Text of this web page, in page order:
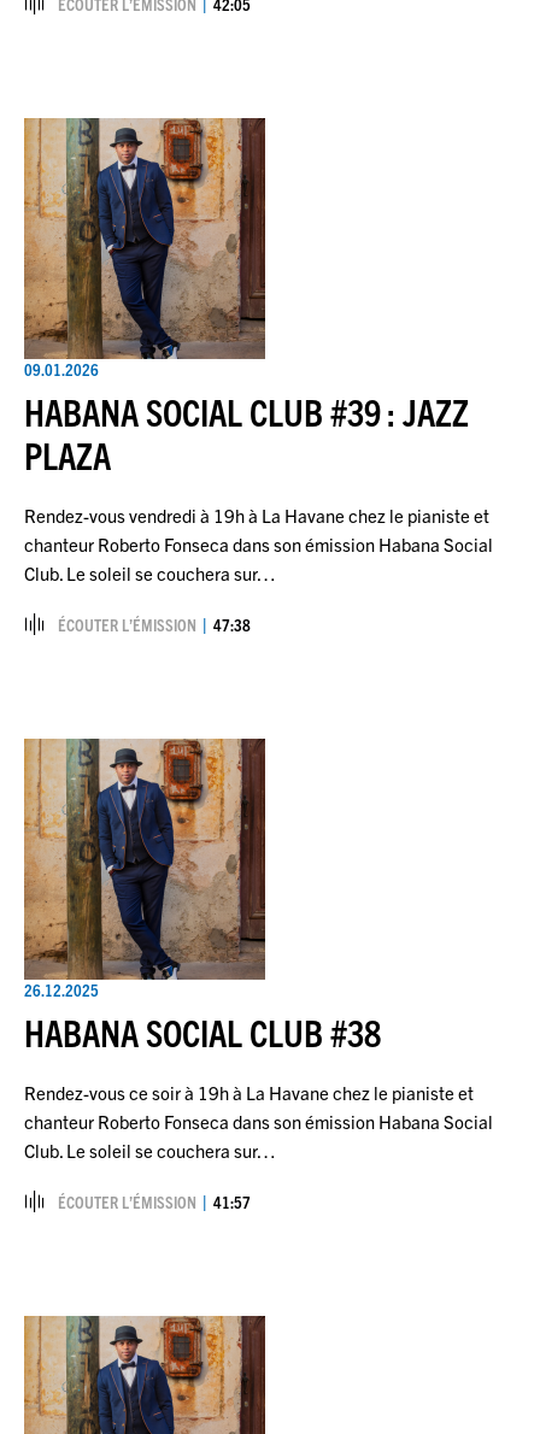
09.01.2026
HABANA SOCIAL CLUB #39 : JAZZ
PLAZA
Rendez-vous vendredi à 19h à La Havane chez le pianiste et
chanteur Roberto Fonseca dans son émission Habana Social
Club. Le soleil se couchera sur…
ÉCOUTER L’ÉMISSION 47:38
26.12.2025
HABANA SOCIAL CLUB #38
Rendez-vous ce soir à 19h à La Havane chez le pianiste et
chanteur Roberto Fonseca dans son émission Habana Social
Club. Le soleil se couchera sur…
ÉCOUTER L’ÉMISSION 41:57